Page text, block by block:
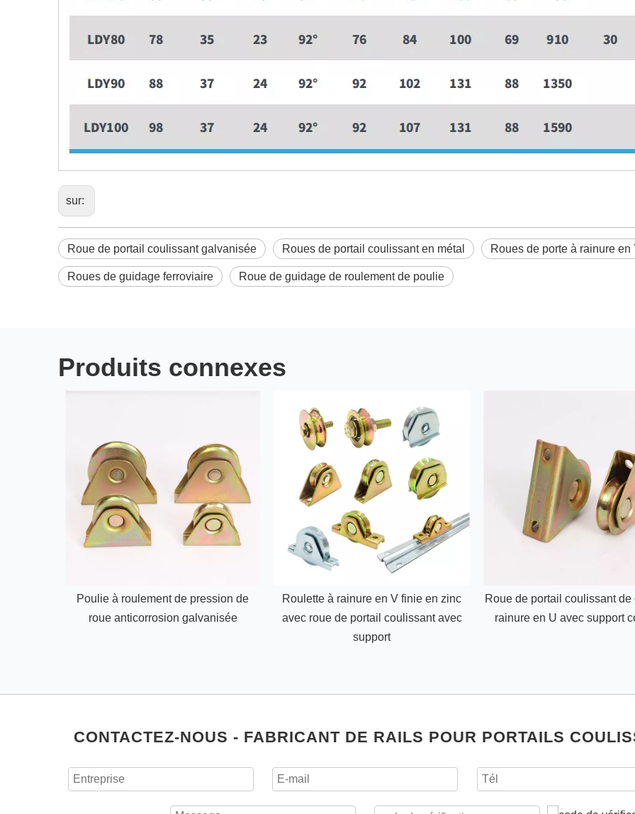
sur:
Roue de portail coulissant galvanisée Roues de portail coulissant en métal Roues de porte à rainure en
Roues de guidage ferroviaire Roue de guidage de roulement de poulie
Produits connexes
Poulie à roulement de pression de
roue anticorrosion galvanisée
Roulette à rainure en V finie en zinc
avec roue de portail coulissant avec
support
Roue de portail coulissant de
rainure en U avec support
CONTACTEZ-NOUS - FABRICANT DE RAILS POUR PORTAILS